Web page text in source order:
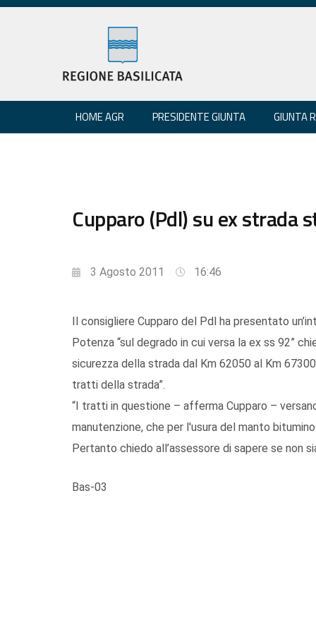
HOME AGR PRESIDENTE GIUNTA GIUNTA
Cupparo (Pdl) su ex strada
3 Agosto 2011 16:46
Il consigliere Cupparo del Pdl ha presentato
Potenza “sul degrado in cui versa la ex ss 92”
sicurezza della strada dal Km 62050 al Km
tratti della strada”.
“I tratti in questione – afferma Cupparo –
manutenzione, che per l'usura del manto
Pertanto chiedo all’assessore di sapere se non
Bas-03